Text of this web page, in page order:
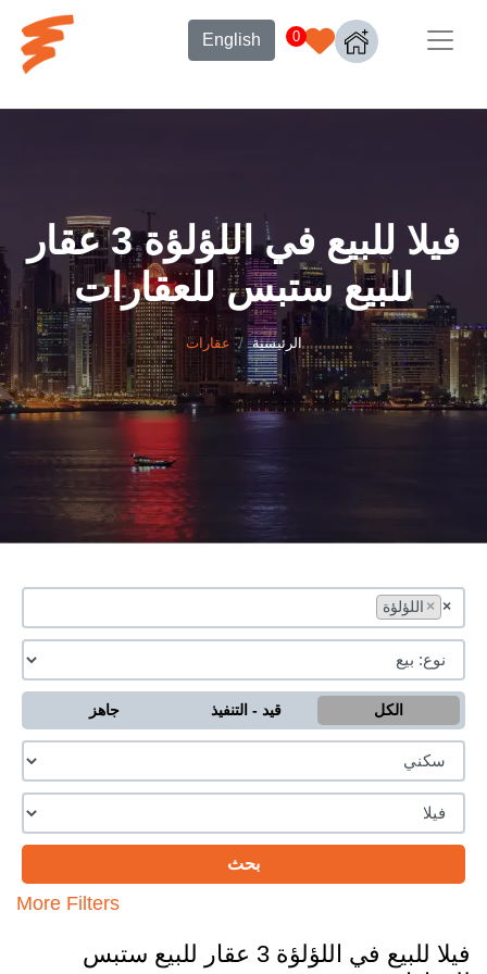
0
English
فيلا للبيع في اللؤلؤة 3 عقار
للبيع ستبس للعقارات
الرئيسية عقارات
×
× اللؤلؤة
الكل قيد - التنفيذ جاهز
More Filters
فيلا للبيع في اللؤلؤة 3 عقار للبيع ستبس